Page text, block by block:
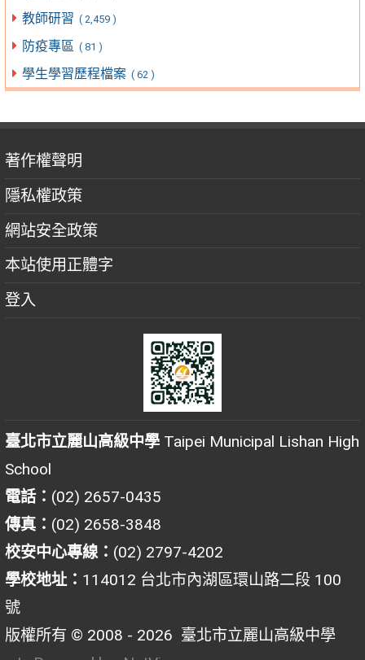
教師研習 ( 2,459 )
防疫專區 ( 81 )
學生學習歷程檔案 ( 62 )
著作權聲明
隱私權政策
網站安全政策
本站使用正體字
登入
臺北市立麗山高級中學 Taipei Municipal Lishan High
School
電話： (02) 2657-0435
傳真： (02) 2658-3848
校安中心專線： (02) 2797-4202
學校地址： 114012 台北市內湖區環山路二段 100
號
版權所有 © 2008 - 2026 臺北市立麗山高級中學